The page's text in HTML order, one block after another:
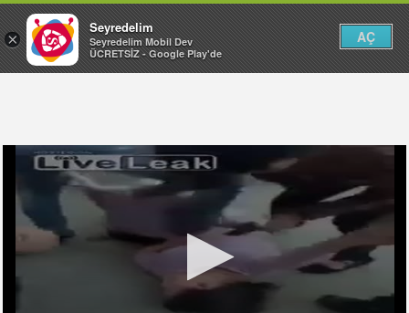
×
Seyredelim
Seyredelim Mobil Dev
ÜCRETSİZ - Google Play'de
AÇ